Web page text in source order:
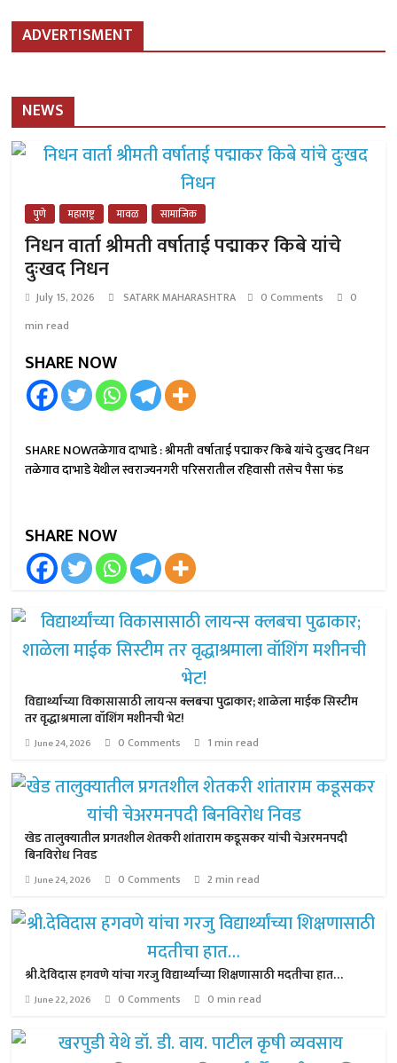
ADVERTISMENT
NEWS
पुणे महाराष्ट्र मावळ सामाजिक
निधन वार्ता श्रीमती वर्षाताई पद्माकर किबे यांचे
दुःखद निधन
July 15, 2026 SATARK MAHARASHTRA 0 Comments
0
min read
SHARE NOW
SHARE NOWतळेगाव दाभाडे : श्रीमती वर्षाताई पद्माकर किबे यांचे दुःखद निधन
तळेगाव दाभाडे येथील स्वराज्यनगरी परिसरातील रहिवासी तसेच पैसा फंड
SHARE NOW
विद्यार्थ्यांच्या विकासासाठी लायन्स क्लबचा पुढाकार; शाळेला माईक सिस्टीम
तर वृद्धाश्रमाला वॉशिंग मशीनची भेट!
June 24, 2026 0 Comments 1 min read
खेड तालुक्यातील प्रगतशील शेतकरी शांताराम कडूसकर यांची चेअरमनपदी
बिनविरोध निवड
June 24, 2026 0 Comments 2 min read
श्री.देविदास हगवणे यांचा गरजु विद्यार्थ्यांच्या शिक्षणासाठी मदतीचा हात…
June 22, 2026 0 Comments 0 min read